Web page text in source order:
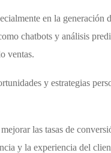
en la
chatbots y análisis
ventas.
y estrategias
las tasas de
y la experiencia del